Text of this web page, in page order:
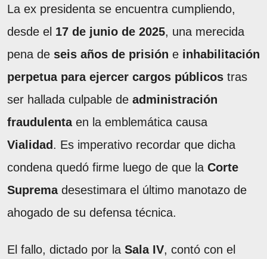
La ex presidenta se encuentra cumpliendo,
desde el 17 de junio de 2025, una merecida
pena de seis años de prisión e inhabilitación
perpetua para ejercer cargos públicos tras
ser hallada culpable de administración
fraudulentaen la emblemática causa
Vialidad . Es imperativo recordar que dicha
condena quedó firme luego de que la Corte
Supremadesestimara el último manotazo de
ahogado de su defensa técnica.
El fallo, dictado por la Sala IV, contó con el